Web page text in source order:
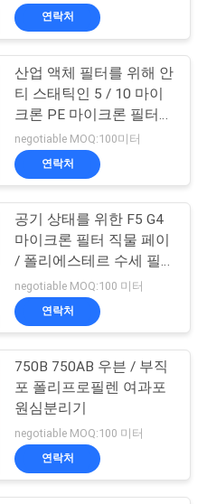
이지
물
24
연락처
산업 액체 필터를 위해 안
티 스태틱인 5 / 10 마이
크론 PE 마이크론 필터
직물
negotiable MOQ:100미터
연락처
공기 상태를 위한 F5 G4
마이크론 필터 직물 페이
/ 폴리에스테르 수세 필
터 언론
negotiable MOQ:100 미터
연락처
750B 750AB 우븐 / 부직
포 폴리프로필렌 여과포
원심분리기
negotiable MOQ:100 미터
연락처